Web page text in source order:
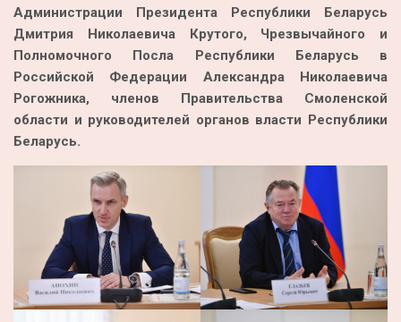
Администрации Президента Республики Беларусь
Дмитрия Николаевича Крутого, Чрезвычайного и
Полномочного Посла Республики Беларусь в
Российской Федерации Александра Николаевича
Рогожника, членов Правительства Смоленской
области и руководителей органов власти Республики
Беларусь.